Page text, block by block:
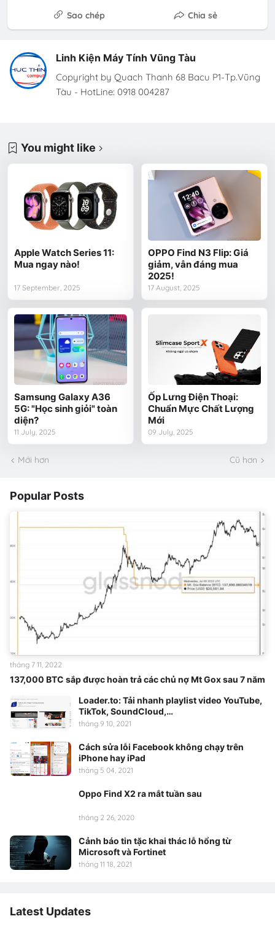
Sao chép
Chia sẻ
Linh Kiện Máy Tính Vũng Tàu
Copyright by Quach Thanh 68 Bacu P1-Tp.Vũng
Tàu - HotLine: 0918 004287
You might like
Apple Watch Series 11:
Mua ngay nào!
17 September, 2025
OPPO Find N3 Flip: Giá
giảm, vẫn đáng mua
2025!
17 August, 2025
Samsung Galaxy A36
5G: "Học sinh giỏi" toàn
diện?
11 July, 2025
Ốp Lưng Điện Thoại:
Chuẩn Mực Chất Lượng
Mới
09 July, 2025
Mới hơn Cũ hơn
Popular Posts
137,000 BTC sắp được hoàn trả các chủ nợ Mt Gox sau 7 năm
tháng 7 11, 2022
Loader.to: Tải nhanh playlist video YouTube,
TikTok, SoundCloud,…
tháng 9 10, 2021
Cách sửa lỗi Facebook không chạy trên
iPhone hay iPad
tháng 5 04, 2021
Oppo Find X2 ra mắt tuần sau
tháng 2 26, 2020
Cảnh báo tin tặc khai thác lỗ hổng từ
Microsoft và Fortinet
tháng 11 18, 2021
Latest Updates